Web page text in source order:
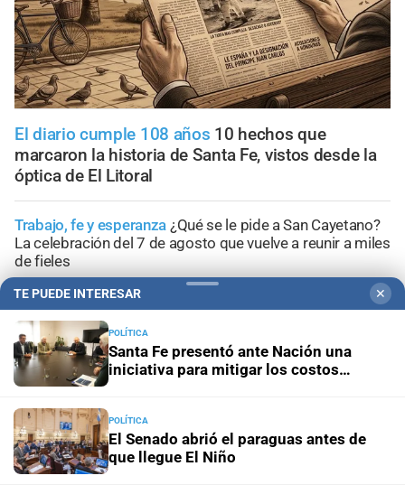
El diario cumple 108 años 10 hechos que
marcaron la historia de Santa Fe, vistos desde la
óptica de El Litoral
Trabajo, fe y esperanza ¿Qué se le pide a San Cayetano?
La celebración del 7 de agosto que vuelve a reunir a miles
de fieles
Panorama astrológicoHoróscopo de hoy 7 de agosto de
2026
EfeméridesDía Internacional de la Cerveza: por qué se
celebra cada 7 agosto y cuál es el curioso origen de la
festividad
Horóscopo del día Horóscopo de hoy para Piscis: 07 de
agosto de 2026
TE PUEDE INTERESAR ✕
POLÍTICA
Santa Fe presentó ante Nación una
iniciativa para mitigar los costos
POLÍTICA
El Senado abrió el paraguas antes de
que llegue El Niño